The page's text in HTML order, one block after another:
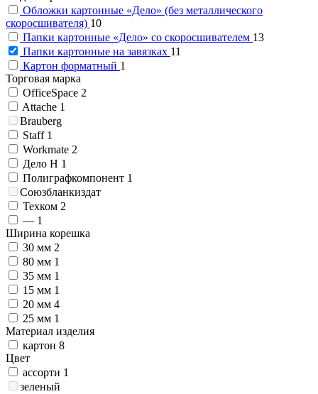
Обложки картонные «Дело» (без металлического
скоросшивателя) 10
Папки картонные «Дело» со скоросшивателем 13
Папки картонные на завязках 11
Картон форматный 1
Торговая марка
OfficeSpace 2
Attache 1
Brauberg
Staff 1
Workmate 2
Дело Н 1
Полиграфкомпонент 1
Союзбланкиздат
Техком 2
— 1
Ширина корешка
30 мм 2
80 мм 1
35 мм 1
15 мм 1
20 мм 4
25 мм 1
Материал изделия
картон 8
Цвет
ассорти 1
зеленый